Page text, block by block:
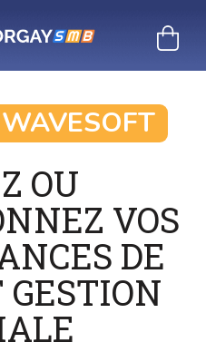
OU
VOS
DE
GESTION